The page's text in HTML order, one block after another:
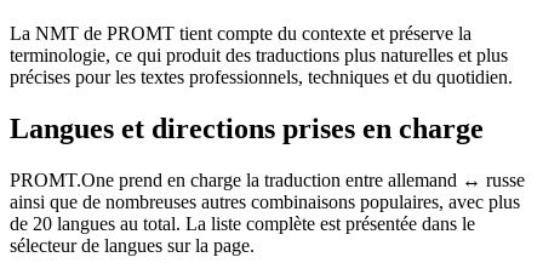
La NMT de PROMT tient compte du contexte et préserve la
terminologie, ce qui produit des traductions plus naturelles et plus
précises pour les textes professionnels, techniques et du quotidien.
Langues et directions prises en charge
PROMT.One prend en charge la traduction entre allemand ↔ russe
ainsi que de nombreuses autres combinaisons populaires, avec plus
de 20 langues au total. La liste complète est présentée dans le
sélecteur de langues sur la page.